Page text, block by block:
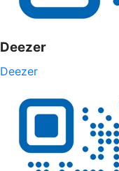
Deezer
Deezer